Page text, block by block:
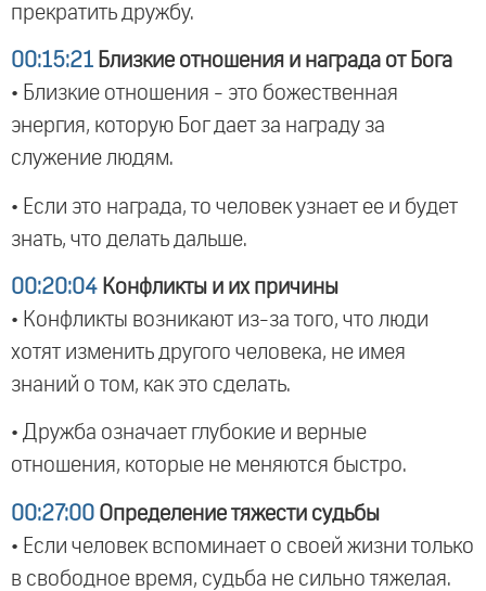
прекратить дружбу.
00:15:21 Близкие отношения и награда от Бога
• Близкие отношения - это божественная
энергия, которую Бог дает за награду за
служение людям.
• Если это награда, то человек узнает ее и будет
знать, что делать дальше.
00:20:04 Конфликты и их причины
• Конфликты возникают из-за того, что люди
хотят изменить другого человека, не имея
знаний о том, как это сделать.
• Дружба означает глубокие и верные
отношения, которые не меняются быстро.
00:27:00 Определение тяжести судьбы
• Если человек вспоминает о своей жизни только
в свободное время, судьба не сильно тяжелая.